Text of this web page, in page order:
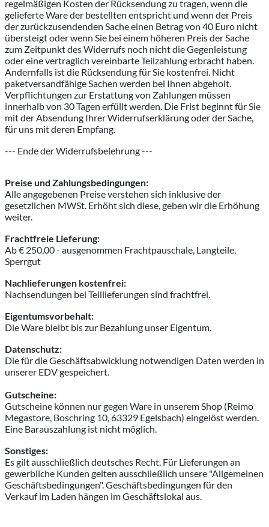
regelmäßigen Kosten der Rücksendung zu tragen, wenn die
gelieferte Ware der bestellten entspricht und wenn der Preis
der zurückzusendenden Sache einen Betrag von 40 Euro nicht
übersteigt oder wenn Sie bei einem höheren Preis der Sache
zum Zeitpunkt des Widerrufs noch nicht die Gegenleistung
oder eine vertraglich vereinbarte Teilzahlung erbracht haben.
Andernfalls ist die Rücksendung für Sie kostenfrei. Nicht
paketversandfähige Sachen werden bei Ihnen abgeholt.
Verpflichtungen zur Erstattung von Zahlungen müssen
innerhalb von 30 Tagen erfüllt werden. Die Frist beginnt für Sie
mit der Absendung Ihrer Widerrufserklärung oder der Sache,
für uns mit deren Empfang.
--- Ende der Widerrufsbelehrung ---
Preise und Zahlungsbedingungen:
Alle angegebenen Preise verstehen sich inklusive der
gesetzlichen MWSt. Erhöht sich diese, geben wir die Erhöhung
weiter.
Frachtfreie Lieferung:
Ab € 250,00 - ausgenommen Frachtpauschale, Langteile,
Sperrgut
Nachlieferungen kostenfrei:
Nachsendungen bei Teillieferungen sind frachtfrei.
Eigentumsvorbehalt:
Die Ware bleibt bis zur Bezahlung unser Eigentum.
Datenschutz:
Die für die Geschäftsabwicklung notwendigen Daten werden in
unserer EDV gespeichert.
Gutscheine:
Gutscheine können nur gegen Ware in unserem Shop (Reimo
Megastore, Boschring 10, 63329 Egelsbach) eingelöst werden.
Eine Barauszahlung ist nicht möglich.
Sonstiges:
Es gilt ausschließlich deutsches Recht. Für Lieferungen an
gewerbliche Kunden gelten ausschließlich unsere "Allgemeinen
Geschäftsbedingungen". Geschäftsbedingungen für den
Verkauf im Laden hängen im Geschäftslokal aus.